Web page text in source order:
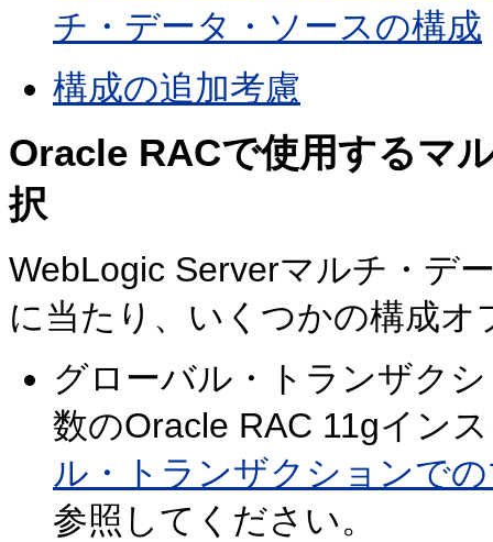
チ・データ・ソースの構成
構成の追加考慮
Oracle RACで使用するマ
択
WebLogic Serverマルチ・デ
に当たり、いくつかの構成
グローバル・トランザク
数のOracle RAC 11gイン
ル・トランザクションで
参照してください。